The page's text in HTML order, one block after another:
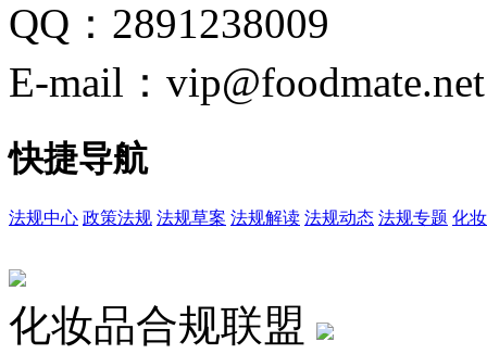
QQ：2891238009
E-mail：vip@foodmate.net
快捷导航
法规中心 政策法规 法规草案 法规解读 法规动态 法规专题 化
化妆品合规联盟